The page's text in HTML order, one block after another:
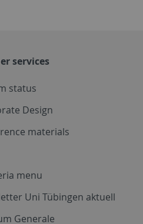
services
status
Design
materials
menu
Uni Tübingen aktuell
Generale